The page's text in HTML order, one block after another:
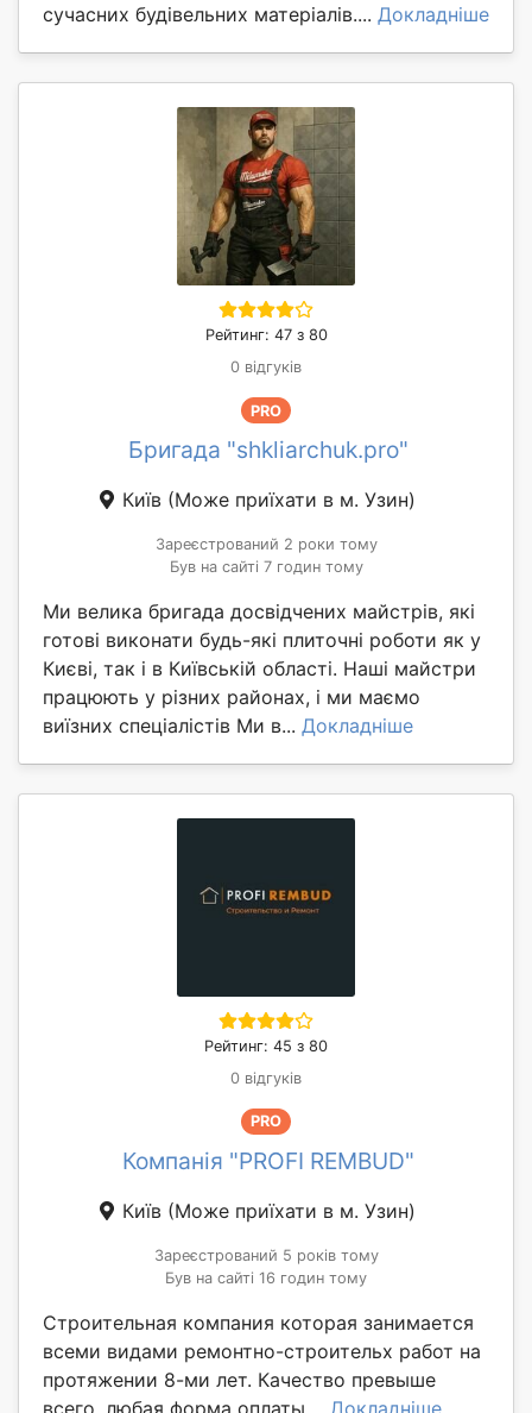
сучасних будівельних матеріалів.... Докладніше
Рейтинг: 47 з 80
0 відгуків
PRO
Бригада "shkliarchuk.pro"
Київ (Може приїхати в м. Узин)
Зареєстрований 2 роки тому
Був на сайті 7 годин тому
Ми велика бригада досвідчених майстрів, які
готові виконати будь-які плиточні роботи як у
Києві, так і в Київській області. Наші майстри
працюють у різних районах, і ми маємо
виїзних спеціалістів Ми в... Докладніше
Рейтинг: 45 з 80
0 відгуків
PRO
Компанія "PROFI REMBUD"
Київ (Може приїхати в м. Узин)
Зареєстрований 5 років тому
Був на сайті 16 годин тому
Строительная компания которая занимается
всеми видами ремонтно-строительх работ на
протяжении 8-ми лет. Качество превыше
всего. любая форма оплаты.... Докладніше